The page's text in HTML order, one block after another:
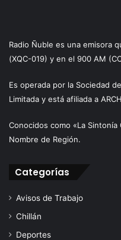
Radio Ñuble es una emisora
(XQC-019) y en el 900 AM
Es operada por la Sociedad
Limitada y está afiliada a
Conocidos como «La
Nombre de Región.
Categorías
Avisos de Trabajo
Chillán
Deportes